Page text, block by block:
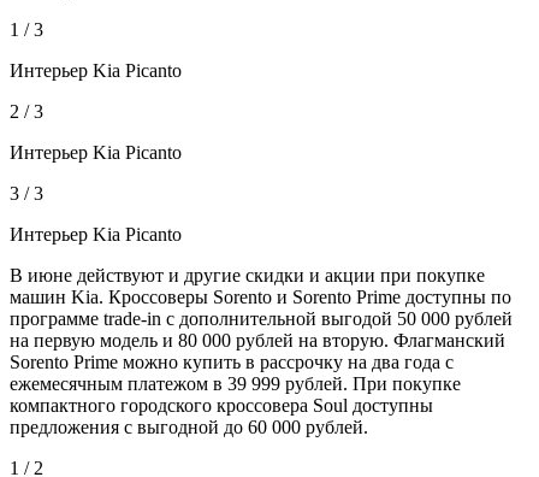
1 / 3
Интерьер Kia Picanto
2 / 3
Интерьер Kia Picanto
3 / 3
Интерьер Kia Picanto
В июне действуют и другие скидки и акции при покупке
машин Kia. Кроссоверы Sorento и Sorento Prime доступны по
программе trade-in с дополнительной выгодой 50 000 рублей
на первую модель и 80 000 рублей на вторую. Флагманский
Sorento Prime можно купить в рассрочку на два года с
ежемесячным платежом в 39 999 рублей. При покупке
компактного городского кроссовера Soul доступны
предложения с выгодной до 60 000 рублей.
1 / 2